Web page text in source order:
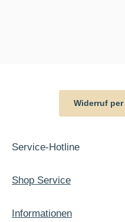
Widerruf
Service-Hotline
Shop Service
Informationen